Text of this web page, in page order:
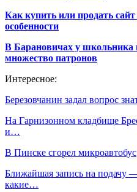
Как купить или продать
особенности
В Барановичах у школьника
множество патронов
Интересное:
Березовчанин задал вопрос
На Гарнизонном кладбище
и…
В Пинске сгорел микроавтобус
Ближайшая запись на подачу
какие…